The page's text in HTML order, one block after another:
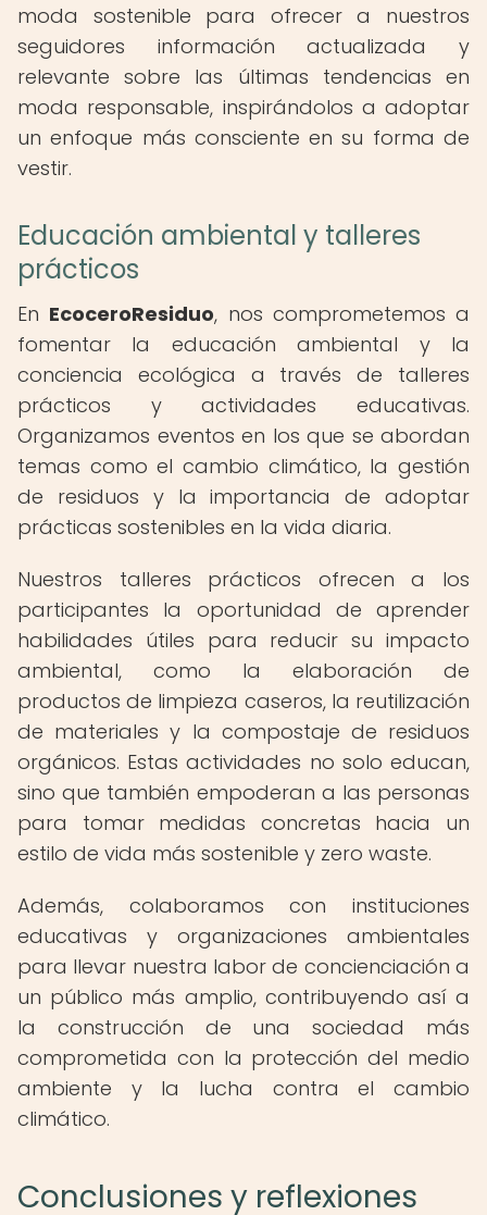
moda sostenible para ofrecer a nuestros
seguidores información actualizada y
relevante sobre las últimas tendencias en
moda responsable, inspirándolos a adoptar
un enfoque más consciente en su forma de
vestir.
Educación ambiental y talleres
prácticos
En EcoceroResiduo, nos comprometemos a
fomentar la educación ambiental y la
conciencia ecológica a través de talleres
prácticos y actividades educativas.
Organizamos eventos en los que se abordan
temas como el cambio climático, la gestión
de residuos y la importancia de adoptar
prácticas sostenibles en la vida diaria.
Nuestros talleres prácticos ofrecen a los
participantes la oportunidad de aprender
habilidades útiles para reducir su impacto
ambiental, como la elaboración de
productos de limpieza caseros, la reutilización
de materiales y la compostaje de residuos
orgánicos. Estas actividades no solo educan,
sino que también empoderan a las personas
para tomar medidas concretas hacia un
estilo de vida más sostenible y zero waste.
Además, colaboramos con instituciones
educativas y organizaciones ambientales
para llevar nuestra labor de concienciación a
un público más amplio, contribuyendo así a
la construcción de una sociedad más
comprometida con la protección del medio
ambiente y la lucha contra el cambio
climático.
Conclusiones y reflexiones